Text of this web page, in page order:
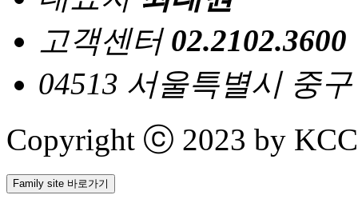
고객센터 02.2102.3600
04513 서울특별시 중
Copyright ⓒ 2023 by
Family site 바로가기